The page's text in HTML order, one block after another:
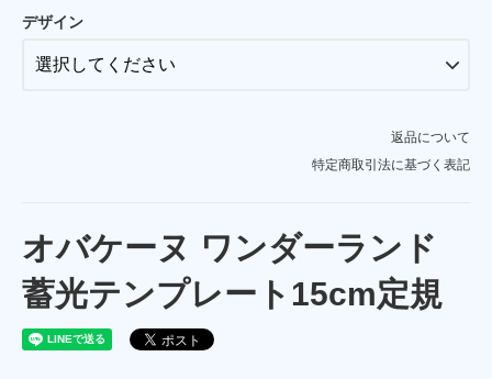
デザイン
返品について
特定商取引法に基づく表記
オバケーヌ ワンダーランド
蓄光テンプレート15cm定規